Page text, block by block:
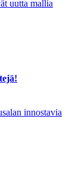
uutta mallia
innostavia